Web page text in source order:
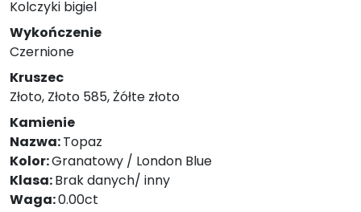
Kolczyki bigiel
Wykończenie
Czernione
Kruszec
Złoto, Złoto 585, Żółte złoto
Kamienie
Nazwa:Topaz
Kolor:Granatowy / London Blue
Klasa:Brak danych/ inny
Waga:0.00ct